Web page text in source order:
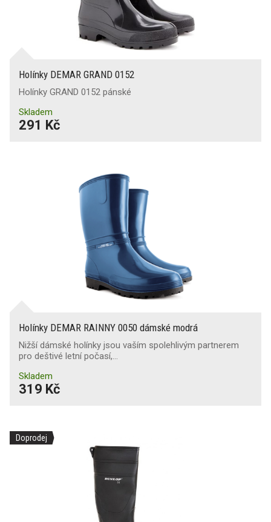
Holínky DEMAR GRAND 0152
Holínky GRAND 0152 pánské
Skladem
291 Kč
Holínky DEMAR RAINNY 0050 dámské modrá
Nižší dámské holínky jsou vaším spolehlivým partnerem
pro deštivé letní počasí,…
Skladem
319 Kč
Doprodej